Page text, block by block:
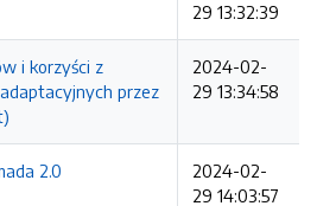
29 13:32:39
i korzyści z
przez
2024-02-
29 13:34:58
2.0
2024-02-
29 14:03:57